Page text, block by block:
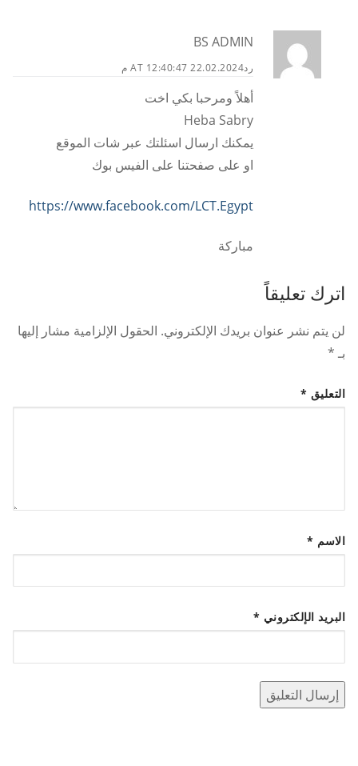
BS ADMIN
22.02.2024 AT 12:40:47 مرد
أهلاً ومرحبا بكي اخت
Heba Sabry
يمكنك ارسال اسئلتك عبر شات الموقع
او على صفحتنا على الفيس بوك
https://www.facebook.com/LCT.Egypt
مباركة
اترك تعليقاً
لن يتم نشر عنوان بريدك الإلكتروني. الحقول الإلزامية مشار إليها
بـ*
التعليق *
الاسم *
البريد الإلكتروني *